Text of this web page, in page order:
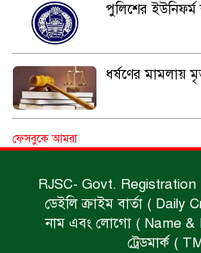
পুলিশের ইউনিফর্ম
ধর্ষণের মামলায়
বিভিন্ন মামলায়
ফেসবুকে আমরা
RJSC- Govt. Registration
ডেইলি ক্রাইম বার্তা (
নাম এবং লোগো ( Name &
ট্রেডমার্ক (